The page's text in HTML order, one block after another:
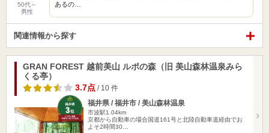
50代～
男性
あるの…
関連情報から探す
GRAN FOREST 越前美山 ルポの森（旧 美山森林温泉みら
くる亭）
3.7点 / 10 件
福井県 / 福井市 / 美山森林温泉
市波駅1.04km
京都から自動車の場合国道161号と北陸自動車道経由でお
よそ2時間30…